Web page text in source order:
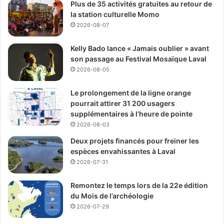
Plus de 35 activités gratuites au retour de
la station culturelle Momo
2026-08-07
Kelly Bado lance « Jamais oublier » avant
son passage au Festival Mosaïque Laval
2026-08-05
Le prolongement de la ligne orange
pourrait attirer 31 200 usagers
supplémentaires à l’heure de pointe
2026-08-03
Deux projets financés pour freiner les
espèces envahissantes à Laval
2026-07-31
Remontez le temps lors de la 22e édition
du Mois de l’archéologie
2026-07-29